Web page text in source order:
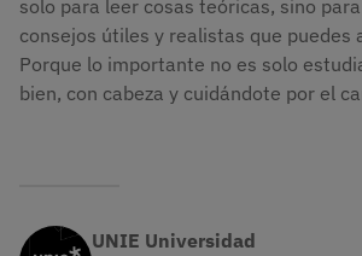
solo para leer cosas teóricas, sino
consejos útiles y realistas que puedes
Porque lo importante no es solo
bien, con cabeza y cuidándote por el
UNIE Universidad